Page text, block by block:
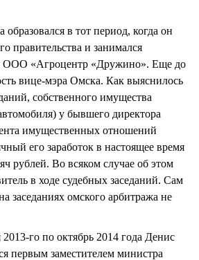
в тот период, когда он
правительства и занимался
ООО «Агроцентр «Дружино». Еще до
вице-мэра Омска. Как выяснилось
собственного имущества
у бывшего директора
имущественных отношений
его заработок в настоящее время
рублей. Во всяком случае об этом
в ходе судебных заседаний. Сам
омского арбитража не
го по октябрь 2014 года Денис
заместителем министра